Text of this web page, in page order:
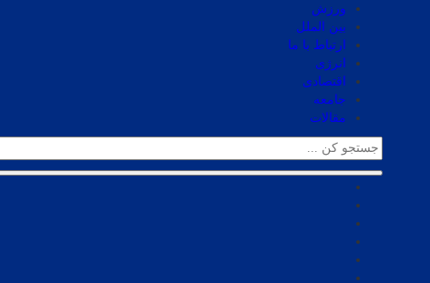
ورزش
بین الملل
ارتباط با ما
انرژی
اقتصادی
جامعه
مقالات